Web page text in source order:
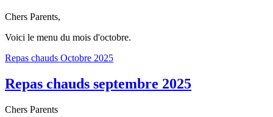
Chers Parents,
Voici le menu du mois d'octobre.
Repas chauds Octobre 2025
Repas chauds septembre 2025
Chers Parents